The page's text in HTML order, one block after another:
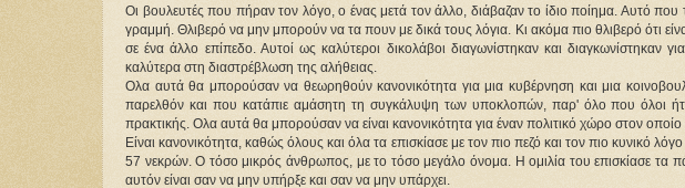
Οι βουλευτές που πήραν τον λόγο, ο ένας μετά τον άλλο, διάβαζαν το ίδιο ποίημα. Αυτό που
γραμμή. Θλιβερό να μην μπορούν να τα πουν με δικά τους λόγια. Κι ακόμα πιο θλιβερό ότι
σε ένα άλλο επίπεδο. Αυτοί ως καλύτεροι δικολάβοι διαγωνίστηκαν και διαγκωνίστηκαν
καλύτερα στη διαστρέβλωση της αλήθειας.
Ολα αυτά θα μπορούσαν να θεωρηθούν κανονικότητα για μια κυβέρνηση και μια
παρελθόν και που κατάπιε αμάσητη τη συγκάλυψη των υποκλοπών, παρ' όλο που όλοι
πρακτικής. Ολα αυτά θα μπορούσαν να είναι κανονικότητα για έναν πολιτικό χώρο στον οποίο
Είναι κανονικότητα, καθώς όλους και όλα τα επισκίασε με τον πιο πεζό και τον πιο κυνικό
57 νεκρών. Ο τόσο μικρός άνθρωπος, με το τόσο μεγάλο όνομα. Η ομιλία του επισκίασε τα
αυτόν είναι σαν να μην υπήρξε και σαν να μην υπάρχει.